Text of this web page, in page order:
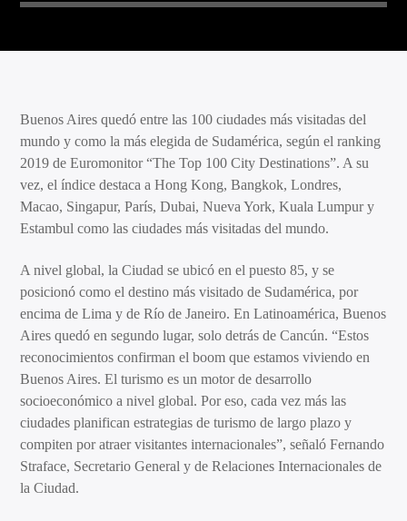
Buenos Aires quedó entre las 100 ciudades más visitadas del
mundo y como la más elegida de Sudamérica, según el ranking
2019 de Euromonitor “The Top 100 City Destinations”. A su
vez, el índice destaca a Hong Kong, Bangkok, Londres,
Macao, Singapur, París, Dubai, Nueva York, Kuala Lumpur y
Estambul como las ciudades más visitadas del mundo.
A nivel global, la Ciudad se ubicó en el puesto 85, y se
posicionó como el destino más visitado de Sudamérica, por
encima de Lima y de Río de Janeiro. En Latinoamérica, Buenos
Aires quedó en segundo lugar, solo detrás de Cancún. “Estos
reconocimientos confirman el boom que estamos viviendo en
Buenos Aires. El turismo es un motor de desarrollo
socioeconómico a nivel global. Por eso, cada vez más las
ciudades planifican estrategias de turismo de largo plazo y
compiten por atraer visitantes internacionales”, señaló Fernando
Straface, Secretario General y de Relaciones Internacionales de
la Ciudad.